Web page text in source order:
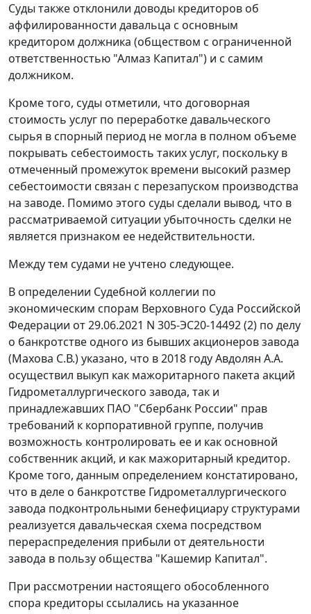
Суды также отклонили доводы кредиторов об
аффилированности давальца с основным
кредитором должника (обществом с ограниченной
ответственностью "Алмаз Капитал") и с самим
должником.
Кроме того, суды отметили, что договорная
стоимость услуг по переработке давальческого
сырья в спорный период не могла в полном объеме
покрывать себестоимость таких услуг, поскольку в
отмеченный промежуток времени высокий размер
себестоимости связан с перезапуском производства
на заводе. Помимо этого суды сделали вывод, что в
рассматриваемой ситуации убыточность сделки не
является признаком ее недействительности.
Между тем судами не учтено следующее.
В определении Судебной коллегии по
экономическим спорам Верховного Суда Российской
Федерации от 29.06.2021 N 305-ЭС20-14492 (2) по делу
о банкротстве одного из бывших акционеров завода
(Махова С.В.) указано, что в 2018 году Авдолян А.А.
осуществил выкуп как мажоритарного пакета акций
Гидрометаллургического завода, так и
принадлежавших ПАО "Сбербанк России" прав
требований к корпоративной группе, получив
возможность контролировать ее и как основной
собственник акций, и как мажоритарный кредитор.
Кроме того, данным определением констатировано,
что в деле о банкротстве Гидрометаллургического
завода подконтрольными бенефициару структурами
реализуется давальческая схема посредством
перераспределения прибыли от деятельности
завода в пользу общества "Кашемир Капитал".
При рассмотрении настоящего обособленного
спора кредиторы ссылались на указанное